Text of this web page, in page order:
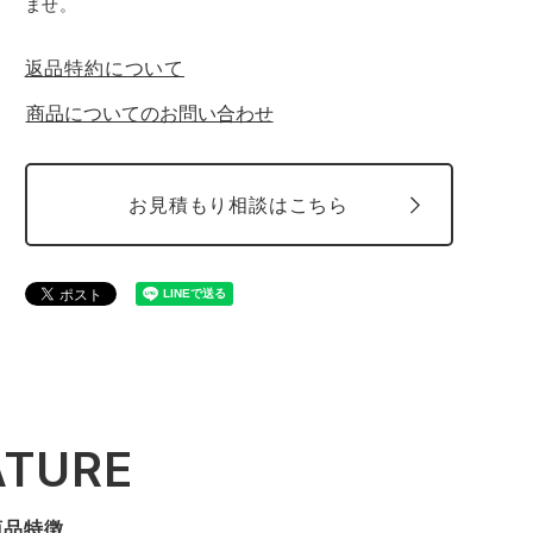
ませ。
返品特約について
商品についてのお問い合わせ
お見積もり相談はこちら